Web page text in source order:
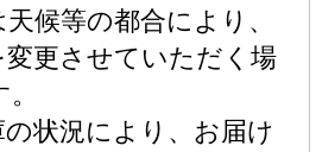
候等の都合により、
更させていただく場
の状況により、お届け